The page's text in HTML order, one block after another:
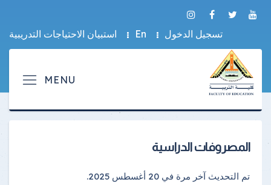
تسجيل الدخول En استبيان الاحتياجات التدريبية
المصروفات الدراسية
تم التحديث آخر مرة في 20 أغسطس 2025 .